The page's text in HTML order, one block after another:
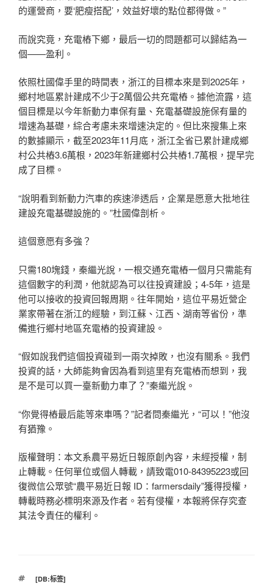
的運營商，要‘肥瘦搭配’，效益好壞的點位都得做。”
而說究竟，充電樁下鄉，最后一切的問題都可以歸結為一
個——盈利。
依照杜國偉手里的時間表，浙江的目標本來是到2025年，
鄉村地區累計建成不少于2萬個公共充電樁。據他流露，這
個目標是以今年新動力車保有量、充電基礎設施保有量的
增速為基礎，綜合考慮未來增速決定的。但比來搜集上來
的數據顯示，截至2023年11月底，浙江全省已累計建成鄉
村公共樁3.6萬根，2023年新建鄉村公共樁1.7萬根，提早完
成了目標。
“說明看到新動力汽車的疾速滲透后，企業是愿意大批地往
建設充電基礎設施的。”杜國偉剖析。
這個意愿有多強？
只需180塊錢，秦繼光說，一根交通充電樁一個月只需能有
這個數字的利潤，他就認為可以往投資建設；4-5年，這是
他可以接收的投資回報周期。往年開始，這位平易近營企
業家帶著在浙江的經驗，到江蘇、江西、湖南等省份，準
備進行鄉村地區充電樁的投資建設。
“假如說我們這個投資碰到一兩次掉敗，也沒有關系。我們
投資的話，大師能夠會因為看到這里有充電樁而想到，我
是不是可以買一臺新動力車了？”秦繼光說。
“你覺得樁最后能等來車嗎？”記者問秦繼光，“可以！”他沒
有猶豫。
版權聲明：本文系農平易近日報原創內容，未經授權，制
止轉載。任何單位或個人轉載，請致電010-84395223或回
復微信公眾號“農平易近日報 ID：farmersdaily”獲得授權，
轉載時務必標明來源及作者。若有侵權，本報將保存究查
其法令責任的權利。
標
[DB:标签]